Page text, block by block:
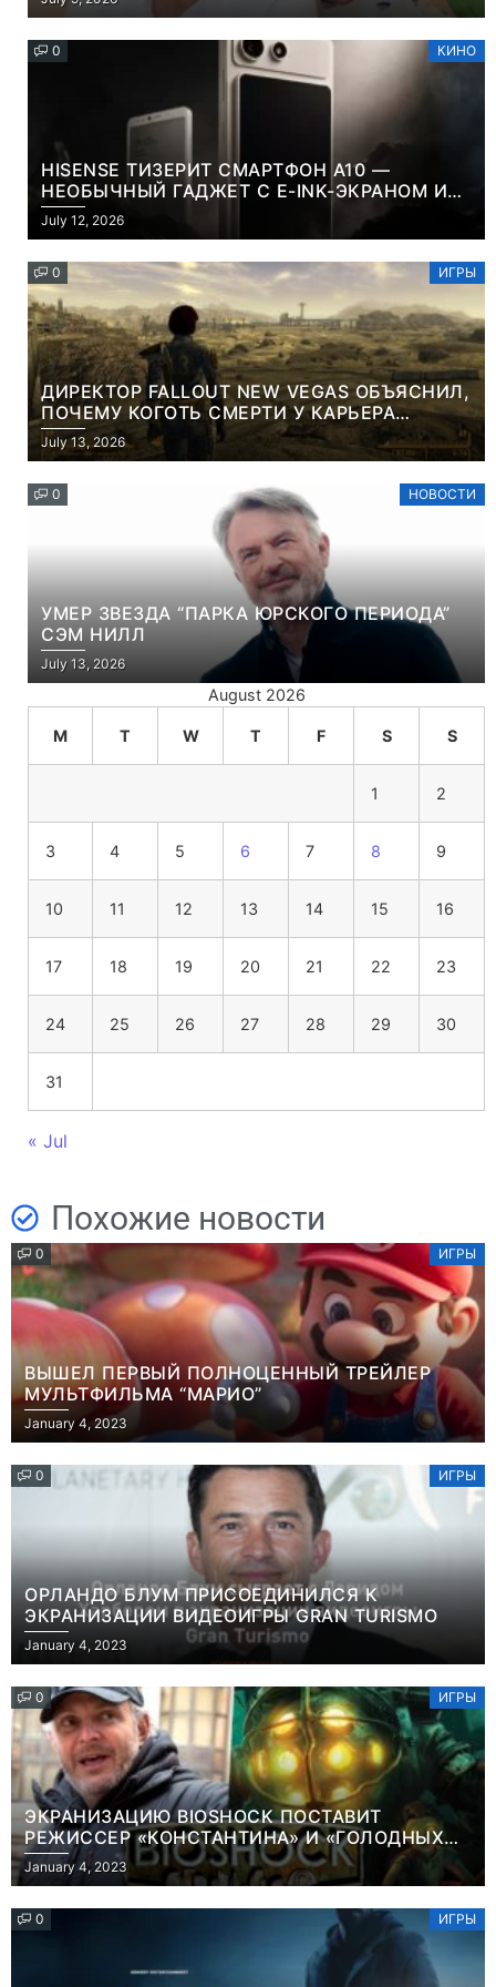
0 КИНО
HISENSE ТИЗЕРИТ СМАРТФОН A10 —
НЕОБЫЧНЫЙ ГАДЖЕТ С E-INK-ЭКРАНОМ И
СЪЕМНОЙ LCD-ПАНЕЛЬЮ ДЛЯ ЦВЕТНОГО
КОНТЕНТА И СОЦСЕТЕЙ
July 12, 2026
0 ИГРЫ
ДИРЕКТОР FALLOUT NEW VEGAS ОБЪЯСНИЛ,
ПОЧЕМУ КОГОТЬ СМЕРТИ У КАРЬЕРА
НАМЕРЕННО СНОСИТ ВАМ ГОЛОВУ
July 13, 2026
0 НОВОСТИ
УМЕР ЗВЕЗДА “ПАРКА ЮРСКОГО ПЕРИОДА”
СЭМ НИЛЛ
July 13, 2026
August 2026
M T W T F S S
1 2
3 4 5 6 7 8 9
10 11 12 13 14 15 16
17 18 19 20 21 22 23
24 25 26 27 28 29 30
31
« Jul
Похожие новости
0 ИГРЫ
ВЫШЕЛ ПЕРВЫЙ ПОЛНОЦЕННЫЙ ТРЕЙЛЕР
МУЛЬТФИЛЬМА “МАРИО”
January 4, 2023
0 ИГРЫ
ОРЛАНДО БЛУМ ПРИСОЕДИНИЛСЯ К
ЭКРАНИЗАЦИИ ВИДЕОИГРЫ GRAN TURISMO
January 4, 2023
0 ИГРЫ
ЭКРАНИЗАЦИЮ BIOSHOCK ПОСТАВИТ
РЕЖИССЕР «КОНСТАНТИНА» И «ГОЛОДНЫХ
ИГР»
January 4, 2023
0 ИГРЫ